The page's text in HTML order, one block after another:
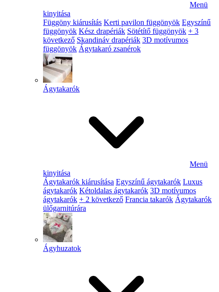
Menü
kinyitása
Függöny kiárusítás Kerti pavilon függönyök Egyszínű
függönyök Kész drapériák Sötétítő függönyök + 3
következő Skandináv drapériák 3D motívumos
függönyök Ágytakaró zsanérok
Ágytakarók
Menü
kinyitása
Ágytakarók kiárusítása Egyszínű ágytakarók Luxus
ágytakarók Kétoldalas ágytakarók 3D motívumos
ágytakarók + 2 következő Francia takarók Ágytakarók
ülőgarnitúrára
Ágyhuzatok